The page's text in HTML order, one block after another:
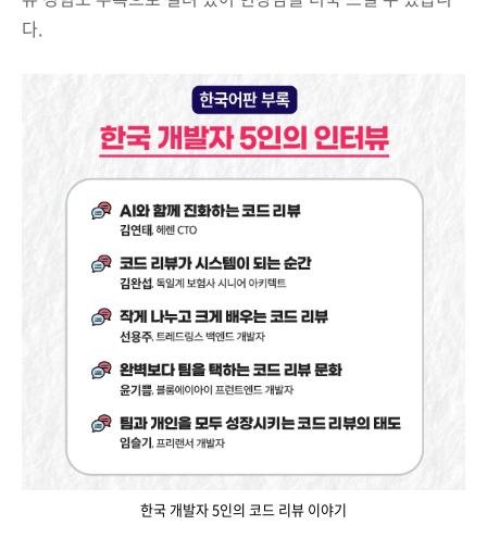
다.
한국 개발자 5인의 코드 리뷰 이야기